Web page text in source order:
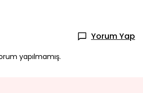
Yorum Yap
yapılmamış.